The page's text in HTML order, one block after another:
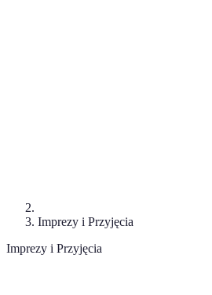
Imprezy i Przyjęcia
Imprezy i Przyjęcia